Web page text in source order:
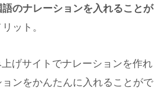
のナレーションを入れることが
ット。
げサイトでナレーションを作れ
ンをかんたんに入れることがで